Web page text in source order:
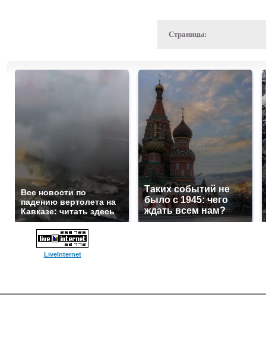
Страницы:
Все новости по
падению вертолета на
Кавказе: читать здесь
Таких событий не
было с 1945: чего
ждать всем нам?
LiveInternet